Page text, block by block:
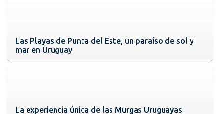
Las Playas de Punta del Este, un paraíso de sol y
mar en Uruguay
La experiencia única de las Murgas Uruguayas